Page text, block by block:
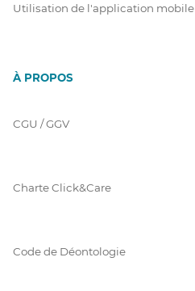
Utilisation de l'application mobile
À PROPOS
CGU / GGV
Charte Click&Care
Code de Déontologie